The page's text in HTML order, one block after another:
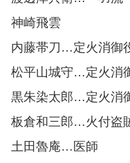
神崎飛雲
内藤帯刀…定火消御
松平山城守…定火消
黒朱染太郎…定火消
板倉和三郎…火付盗
土田魯庵…医師